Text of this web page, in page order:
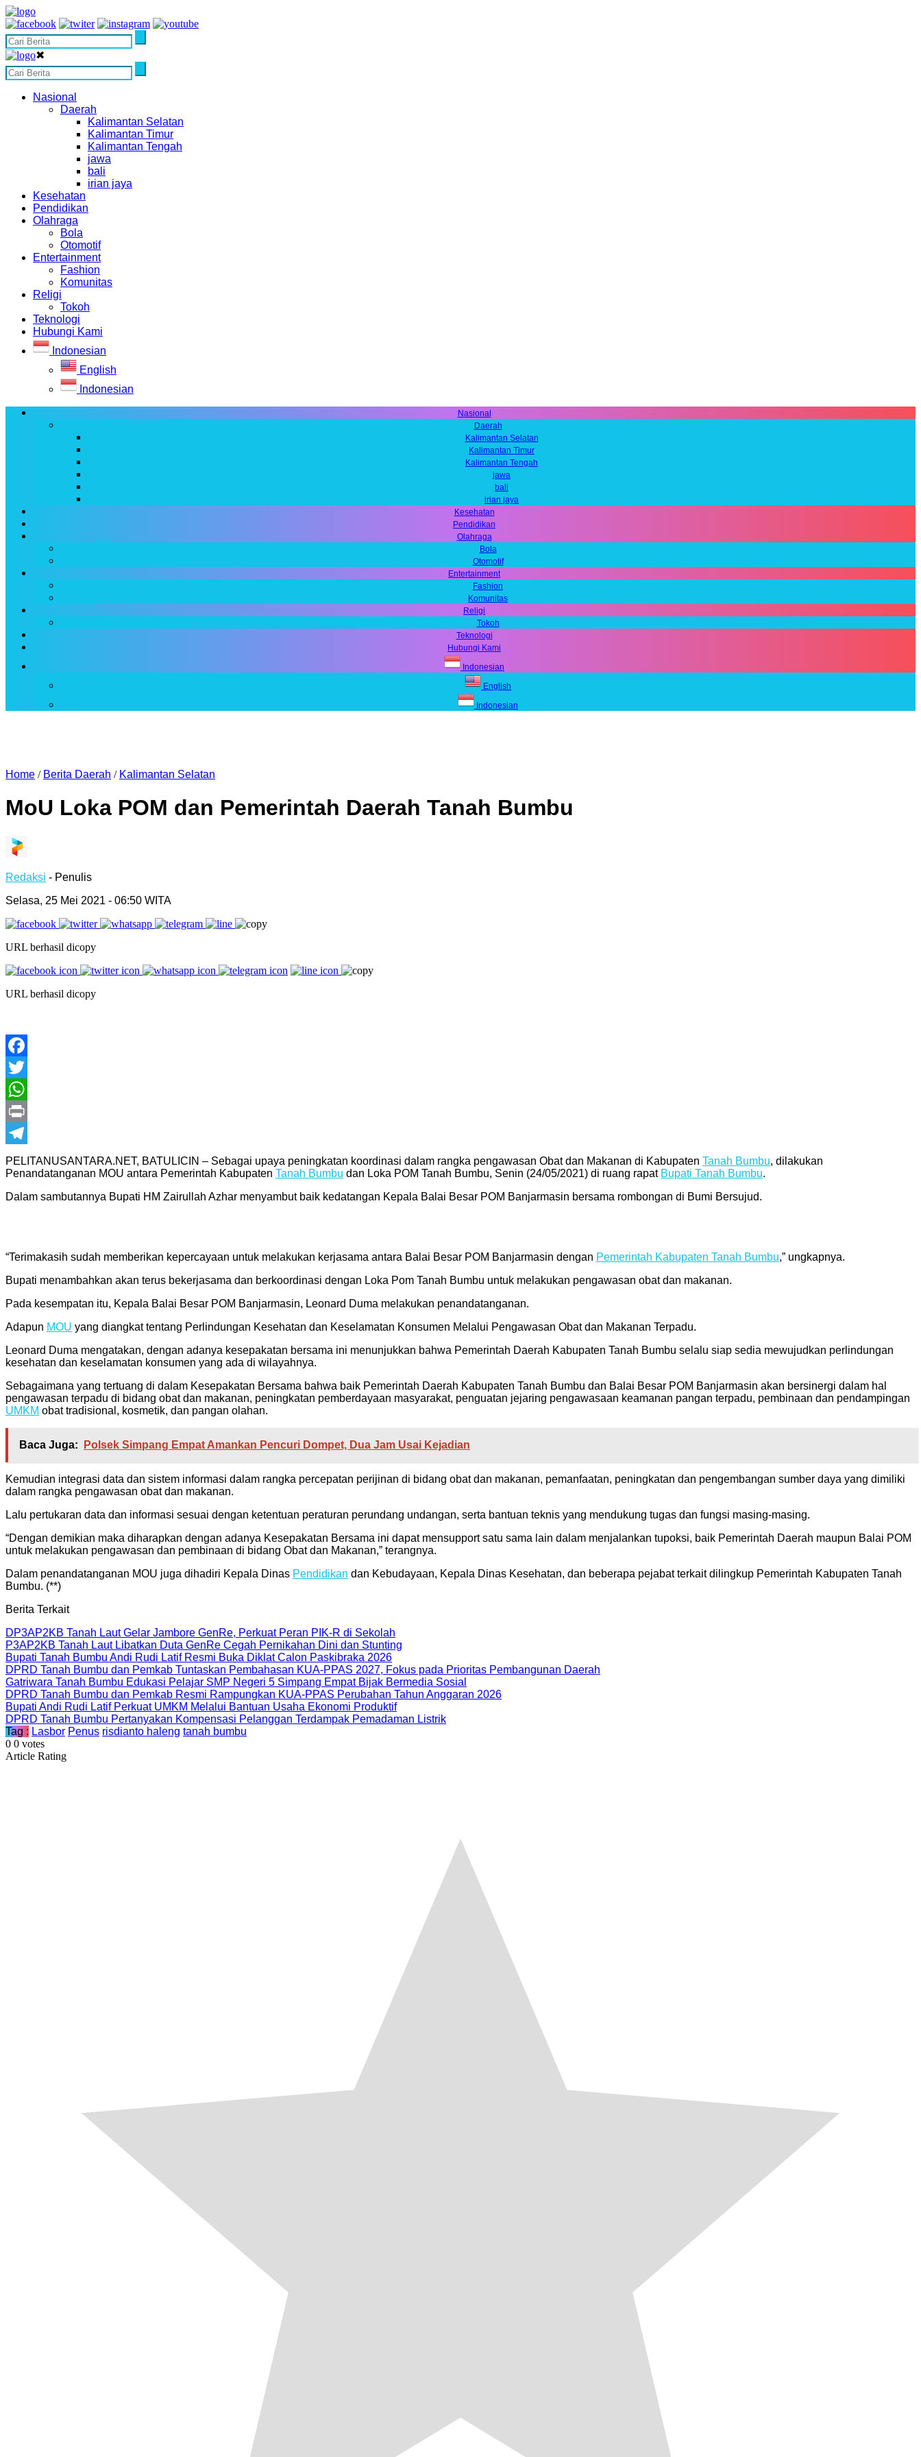
✖
Nasional
Daerah
Kalimantan Selatan
Kalimantan Timur
Kalimantan Tengah
jawa
bali
irian jaya
Kesehatan
Pendidikan
Olahraga
Bola
Otomotif
Entertainment
Fashion
Komunitas
Religi
Tokoh
Teknologi
Hubungi Kami
Indonesian
English
Indonesian
Nasional
Daerah
Kalimantan Selatan
Kalimantan Timur
Kalimantan Tengah
jawa
bali
irian jaya
Kesehatan
Pendidikan
Olahraga
Bola
Otomotif
Entertainment
Fashion
Komunitas
Religi
Tokoh
Teknologi
Hubungi Kami
Indonesian
English
Indonesian
Home / Berita Daerah / Kalimantan Selatan
MoU Loka POM dan Pemerintah Daerah Tanah Bumbu
Redaksi - Penulis
Selasa, 25 Mei 2021 - 06:50 WITA
URL berhasil dicopy
URL berhasil dicopy
Facebook
Twitter
WhatsApp
Print
Telegram
PELITANUSANTARA.NET, BATULICIN – Sebagai upaya peningkatan koordinasi dalam rangka pengawasan Obat dan Makanan di Kabupaten Tanah Bumbu, dilakukan
Penandatanganan MOU antara Pemerintah Kabupaten Tanah Bumbu dan Loka POM Tanah Bumbu, Senin (24/05/2021) di ruang rapat Bupati Tanah Bumbu.
Dalam sambutannya Bupati HM Zairullah Azhar menyambut baik kedatangan Kepala Balai Besar POM Banjarmasin bersama rombongan di Bumi Bersujud.
“Terimakasih sudah memberikan kepercayaan untuk melakukan kerjasama antara Balai Besar POM Banjarmasin dengan Pemerintah Kabupaten Tanah Bumbu,” ungkapnya.
Bupati menambahkan akan terus bekerjasama dan berkoordinasi dengan Loka Pom Tanah Bumbu untuk melakukan pengawasan obat dan makanan.
Pada kesempatan itu, Kepala Balai Besar POM Banjarmasin, Leonard Duma melakukan penandatanganan.
Adapun MOU yang diangkat tentang Perlindungan Kesehatan dan Keselamatan Konsumen Melalui Pengawasan Obat dan Makanan Terpadu.
Leonard Duma mengatakan, dengan adanya kesepakatan bersama ini menunjukkan bahwa Pemerintah Daerah Kabupaten Tanah Bumbu selalu siap sedia mewujudkan perlindungan
kesehatan dan keselamatan konsumen yang ada di wilayahnya.
Sebagaimana yang tertuang di dalam Kesepakatan Bersama bahwa baik Pemerintah Daerah Kabupaten Tanah Bumbu dan Balai Besar POM Banjarmasin akan bersinergi dalam hal
pengawasan terpadu di bidang obat dan makanan, peningkatan pemberdayaan masyarakat, penguatan jejaring pengawasaan keamanan pangan terpadu, pembinaan dan pendampingan
UMKM obat tradisional, kosmetik, dan pangan olahan.
Baca Juga: Polsek Simpang Empat Amankan Pencuri Dompet, Dua Jam Usai Kejadian
Kemudian integrasi data dan sistem informasi dalam rangka percepatan perijinan di bidang obat dan makanan, pemanfaatan, peningkatan dan pengembangan sumber daya yang dimiliki
dalam rangka pengawasan obat dan makanan.
Lalu pertukaran data dan informasi sesuai dengan ketentuan peraturan perundang undangan, serta bantuan teknis yang mendukung tugas dan fungsi masing-masing.
“Dengan demikian maka diharapkan dengan adanya Kesepakatan Bersama ini dapat mensupport satu sama lain dalam menjalankan tupoksi, baik Pemerintah Daerah maupun Balai POM
untuk melakukan pengawasan dan pembinaan di bidang Obat dan Makanan,” terangnya.
Dalam penandatanganan MOU juga dihadiri Kepala Dinas Pendidikan dan Kebudayaan, Kepala Dinas Kesehatan, dan beberapa pejabat terkait dilingkup Pemerintah Kabupaten Tanah
Bumbu. (**)
Berita Terkait
DP3AP2KB Tanah Laut Gelar Jambore GenRe, Perkuat Peran PIK-R di Sekolah
P3AP2KB Tanah Laut Libatkan Duta GenRe Cegah Pernikahan Dini dan Stunting
Bupati Tanah Bumbu Andi Rudi Latif Resmi Buka Diklat Calon Paskibraka 2026
DPRD Tanah Bumbu dan Pemkab Tuntaskan Pembahasan KUA-PPAS 2027, Fokus pada Prioritas Pembangunan Daerah
Gatriwara Tanah Bumbu Edukasi Pelajar SMP Negeri 5 Simpang Empat Bijak Bermedia Sosial
DPRD Tanah Bumbu dan Pemkab Resmi Rampungkan KUA-PPAS Perubahan Tahun Anggaran 2026
Bupati Andi Rudi Latif Perkuat UMKM Melalui Bantuan Usaha Ekonomi Produktif
DPRD Tanah Bumbu Pertanyakan Kompensasi Pelanggan Terdampak Pemadaman Listrik
Tag : Lasbor Penus risdianto haleng tanah bumbu
0 0 votes
Article Rating